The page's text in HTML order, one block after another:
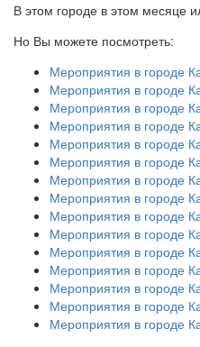
В этом городе в этом месяце
Но Вы можете посмотреть:
Мероприятия в городе
Мероприятия в городе
Мероприятия в городе
Мероприятия в городе
Мероприятия в городе
Мероприятия в городе
Мероприятия в городе
Мероприятия в городе
Мероприятия в городе
Мероприятия в городе
Мероприятия в городе
Мероприятия в городе
Мероприятия в городе
Мероприятия в городе
Мероприятия в городе